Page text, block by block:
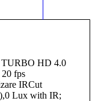
TURBO HD 4.0
fps
IRCut
Lux with IR;